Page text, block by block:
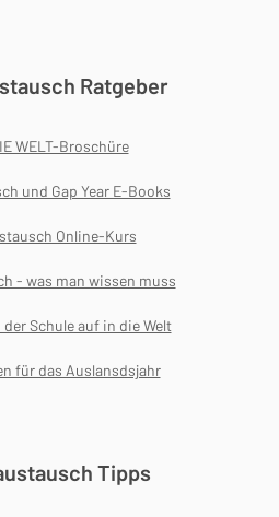
Ratgeber
WELT-Broschüre
und Gap Year E-Books
Online-Kurs
- was man wissen muss
der Schule auf in die Welt
für das Auslansdsjahr
Tipps